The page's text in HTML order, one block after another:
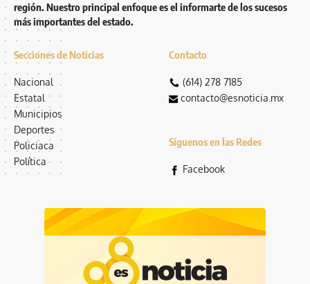
región. Nuestro principal enfoque es el informarte de los sucesos
más importantes del estado.
Secciones de Noticias
Nacional
Estatal
Municipios
Deportes
Policiaca
Política
Contacto
(614) 278 7185
contacto@esnoticia.mx
Síguenos en las Redes
Facebook